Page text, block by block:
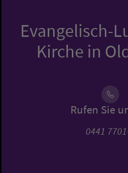
Evangelisch-
Kirche in
Rufen Sie
0441